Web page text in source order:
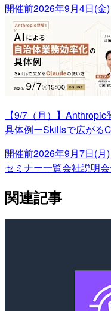
開催前2026年9月4日(金
【9/7（月）】
具体例ーSkillsで広がる
開催前2026年9月7日(月
セミナー一覧会社説明
関連記事